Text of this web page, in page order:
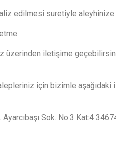
edilmesi suretiyle aleyhinize
üzerinden iletişime
için bizimle
Sok. No:3 Kat:4